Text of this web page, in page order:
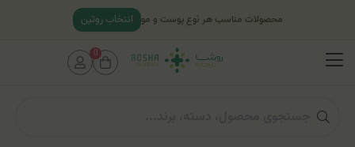
محصولات مناسب هر نوع پوست و مو انتخاب روتین
0